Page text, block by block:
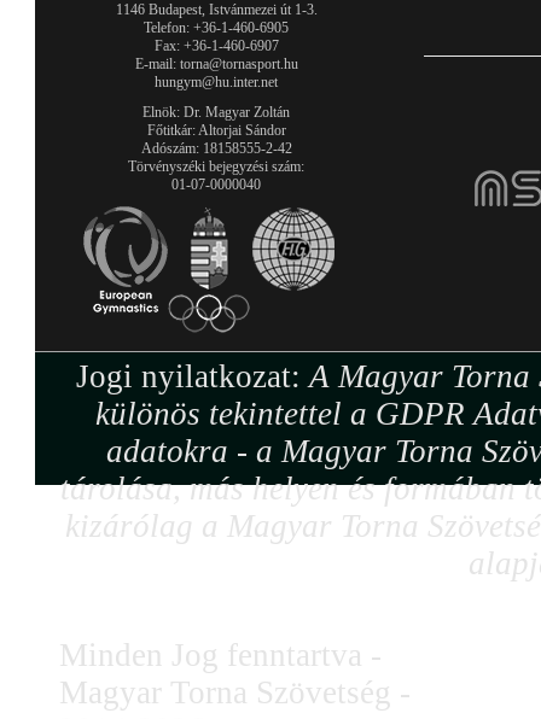
1146 Budapest, Istvánmezei út 1-3.
Telefon: +36-1-460-6905
Fax: +36-1-460-6907
E-mail: torna@tornasport.hu
hungym@hu.inter.net
Elnök: Dr. Magyar Zoltán
Főtitkár: Altorjai Sándor
Adószám: 18158555-2-42
Törvényszéki bejegyzési szám:
01-07-0000040
Jogi nyilatkozat:A Magyar Torna
különös tekintettel a GDPR
adatokra - a Magyar Torna
tárolása, más helyen és formában
kizárólag a Magyar Torna
Minden Jog fenntartva -
Magyar Torna Szövetség -